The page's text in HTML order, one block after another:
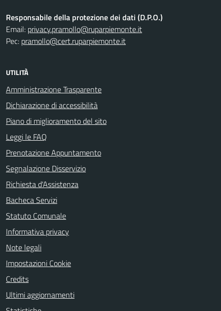
Responsabile della protezione dei dati (D.P.O.)
Email: privacy.pramollo@ruparpiemonte.it
Pec: pramollo@cert.ruparpiemonte.it
UTILITÀ
Amministrazione Trasparente
Dichiarazione di accessibilità
Piano di miglioramento del sito
Leggi le FAQ
Prenotazione Appuntamento
Segnalazione Disservizio
Richiesta d'Assistenza
Bacheca Servizi
Statuto Comunale
Informativa privacy
Note legali
Impostazioni Cookie
Credits
Ultimi aggiornamenti